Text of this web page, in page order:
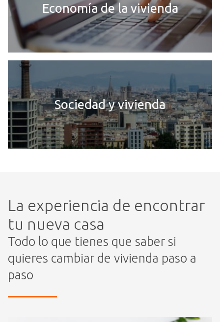
Economía de la vivienda
Sociedad y vivienda
La experiencia de encontrar
tu nueva casa
Todo lo que tienes que saber si
quieres cambiar de vivienda paso a
paso